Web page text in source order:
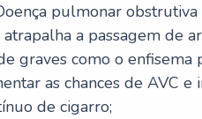
pulmonar
a passagem de
graves como o enfisema
as chances de AVC
de cigarro;